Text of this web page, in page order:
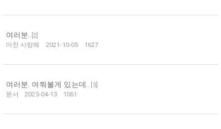
여러분. 2]
마천 사랑해
2021-10-05 1627
여러분. 여쭤볼게 있는데.. 5]
윤서
2025-04-13 1061